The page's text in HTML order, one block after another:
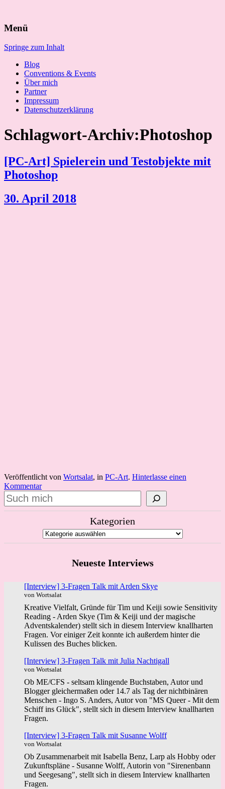
nach:
Menü
Springe zum Inhalt
Blog
Conventions & Events
Über mich
Partner
Impressum
Datenschutzerklärung
Schlagwort-Archiv:Photoshop
[PC-Art] Spielerein und Testobjekte mit
Photoshop
30. April 2018
Veröffentlicht von Wortsalat, in PC-Art. Hinterlasse einen
Kommentar
Suchen
Kategorien
Neueste Interviews
[Interview] 3-Fragen Talk mit Arden Skye
von Wortsalat
Kreative Vielfalt, Gründe für Tim und Keiji sowie Sensitivity
Reading - Arden Skye (Tim & Keiji und der magische
Adventskalender) stellt sich in diesem Interview knallharten
Fragen. Vor einiger Zeit konnte ich außerdem hinter die
Kulissen des Buches blicken.
[Interview] 3-Fragen Talk mit Julia Nachtigall
von Wortsalat
Ob ME/CFS - seltsam klingende Buchstaben, Autor und
Blogger gleichermaßen oder 14.7 als Tag der nichtbinären
Menschen - Ingo S. Anders, Autor von "MS Queer - Mit dem
Schiff ins Glück", stellt sich in diesem Interview knallharten
Fragen.
[Interview] 3-Fragen Talk mit Susanne Wolff
von Wortsalat
Ob Zusammenarbeit mit Isabella Benz, Larp als Hobby oder
Zukunftspläne - Susanne Wolff, Autorin von "Sirenenbann
und Seegesang", stellt sich in diesem Interview knallharten
Fragen.